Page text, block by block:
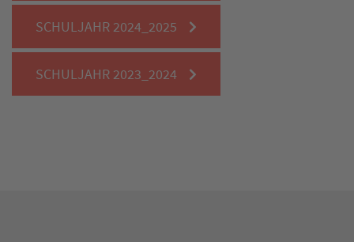
SCHULJAHR 2024_2025
SCHULJAHR 2023_2024